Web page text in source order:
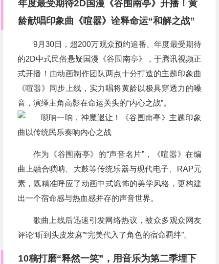
年度最受期待2D国漫《谷围南亭》开播！黄
龄献唱印象曲《喧嚣》诠释命运“和解之战”
9月30日，超200万观众预约追番、年度最受期待
的2D中式民俗悬疑国漫《谷围南亭》，于腾讯视频正
式开播！由动画制作团队两点十分打造的主题印象曲
《喧嚣》同步上线，实力唱将黄龄以极具穿透力的嗓
音，演绎主角高影在命运关头的“内心之战”。
作为《谷围南亭》的“声音名片”，《喧嚣》在编
曲上融合唢呐、大鼓等传统乐器与现代电子、RAP元
素，既精准呼应了动画中式诡怖的美学风格，更构建
出一个宿命感与热血感并存的声音世界。
歌曲上线后迅速引发网络热议，被众多观众网友
评论“听到头皮发麻”“完美代入了角色的宿命羁绊”。
10稿打磨“释然一笑”，用音乐为第二季埋下